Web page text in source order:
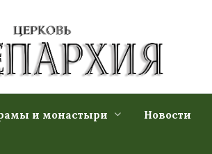
и монастыри Новости